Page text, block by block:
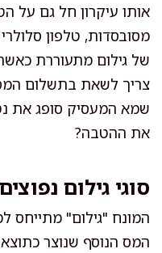
אותו עיקרון חל גם על
מסובסדות, טלפון
של גילום מתעוררת
צריך לשאת בתשלום
שמא המעסיק סופג את
את ההטבה?
סוגי גילום נפוצים
המונח "גילום"
המס הנוסף שנוצר